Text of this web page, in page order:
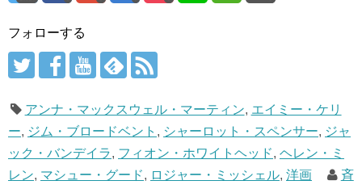
フォローする
アンナ・マックスウェル・マーティン, エイミー・ケリ
ー, ジム・ブロードベント , シャーロット・スペンサー, ジャ
ック・バンデイラ, フィオン・ホワイトヘッド, ヘレン・ミ
レン, マシュー・グード, ロジャー・ミッシェル, 洋画
斉